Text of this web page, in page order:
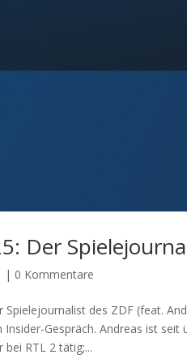
Der
| 0 Kommentare
Spielejournalist des ZDF (feat.
Insider-Gespräch. Andreas ist
bei RTL 2 tätig;...